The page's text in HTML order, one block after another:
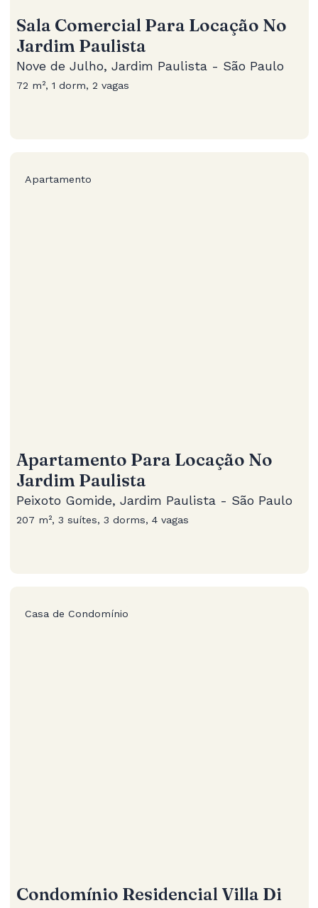
Sala Comercial Para Locação No
Jardim Paulista
Nove de Julho, Jardim Paulista - São Paulo
72 m², 1 dorm, 2 vagas
Apartamento
Apartamento Para Locação No
Jardim Paulista
Peixoto Gomide, Jardim Paulista - São Paulo
207 m², 3 suítes, 3 dorms, 4 vagas
Casa de Condomínio
Condomínio Residencial Villa Di